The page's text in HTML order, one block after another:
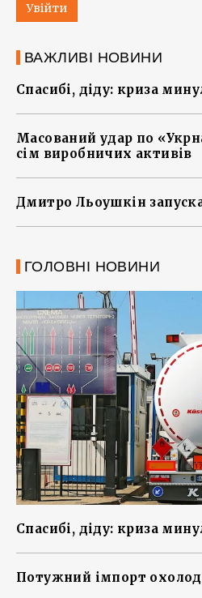
Увійти
ВАЖЛИВІ НОВИНИ
Спасибі, діду: криза
Масований удар по
сім виробничих активів
Дмитро Льоушкін
ГОЛОВНІ НОВИНИ
Спасибі, діду: криза
Потужний імпорт